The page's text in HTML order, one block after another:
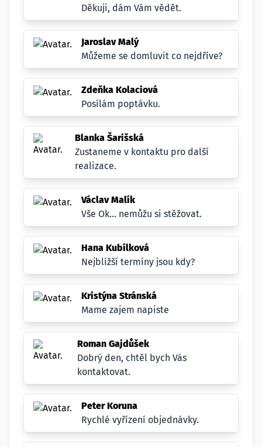
Děkuji, dám Vám vědět.
Jaroslav Malý
Můžeme se domluvit co nejdříve?
Zdeňka Kolaciová
Posílám poptávku.
Blanka Šarišská
Zustaneme v kontaktu pro další
realizace.
Václav Malík
Vše Ok... nemůžu si stěžovat.
Hana Kubílková
Nejblížší termíny jsou kdy?
Kristýna Stránská
Mame zajem napiste
Roman Gajdůšek
Dobrý den, chtěl bych Vás
kontaktovat.
Peter Koruna
Rychlé vyřízení objednávky.